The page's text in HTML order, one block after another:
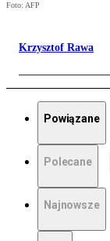
Foto: AFP
Krzysztof Rawa
Powiązane
Polecane
Najnowsze